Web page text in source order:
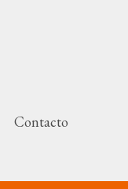
Contacto